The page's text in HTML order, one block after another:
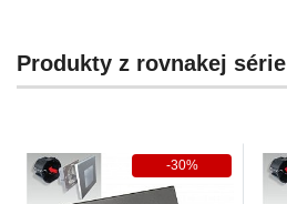
Produkty z rovnakej série
-30%